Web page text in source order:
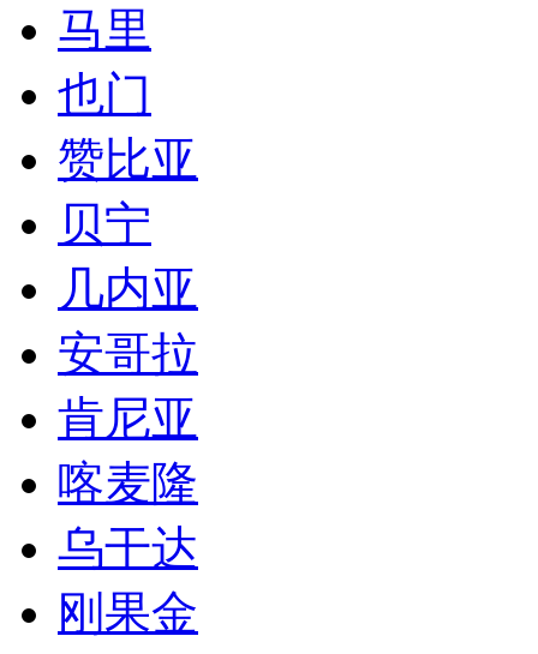
马里
也门
赞比亚
贝宁
几内亚
安哥拉
肯尼亚
喀麦隆
乌干达
刚果金